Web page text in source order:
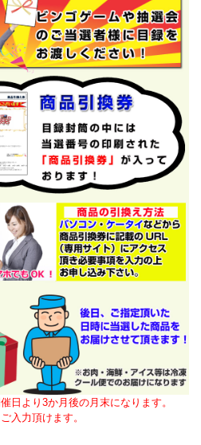
日より3か月後の月末になります。
入力頂けます。